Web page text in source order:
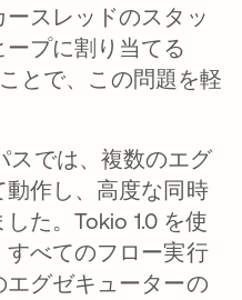
スレッドのスタッ
プに割り当てる
とで、この問題を軽
スでは、複数のエグ
作し、高度な同時
た。Tokio 1.0 を使
べてのフロー実行
グゼキューターの